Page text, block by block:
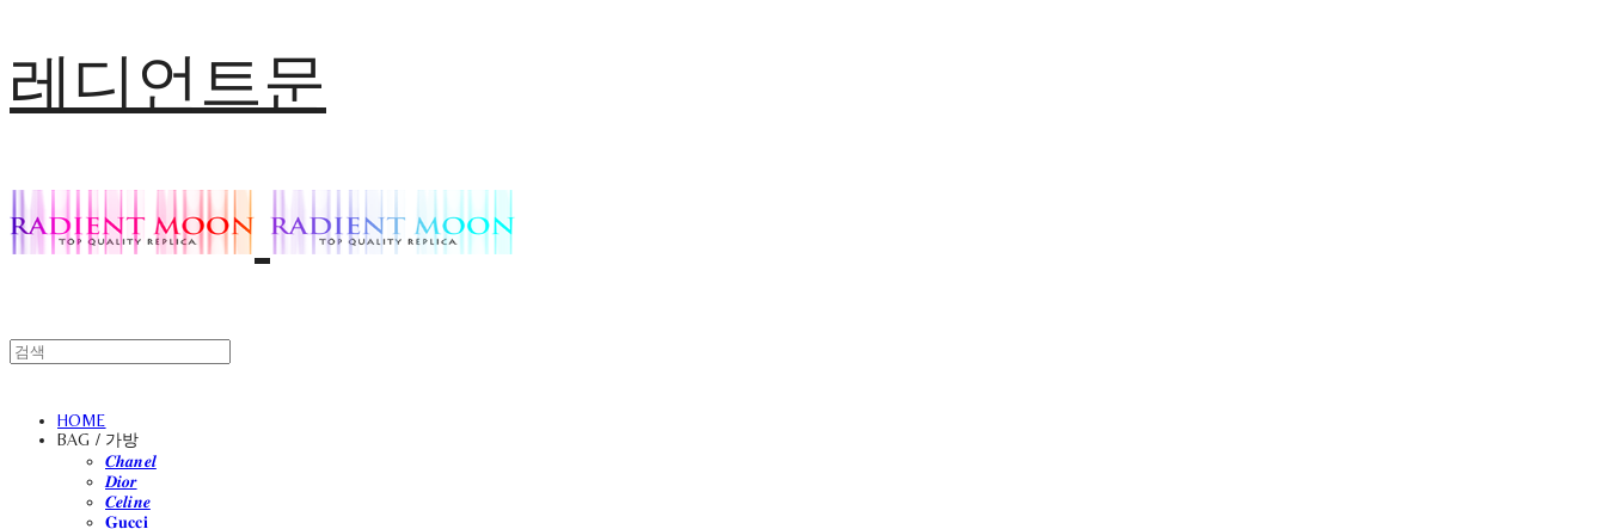
레디언트문
HOME
BAG / 가방
𝑪𝒉𝒂𝒏𝒆𝒍
𝑫𝒊𝒐𝒓
𝑪𝒆𝒍𝒊𝒏𝒆
𝐆𝐮𝐜𝐜𝐢